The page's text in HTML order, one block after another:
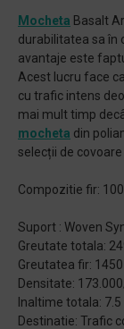
Mocheta Basalt
durabilitatea sa în
avantaje este
Acest lucru face ca
cu trafic intens
mai mult timp
mocheta din
selecții de covoare .
Compozitie fir: 100
Suport : Woven
Greutate totala:
Greutatea fir:
Densitate:
Inaltime totala:
Destinatie: Trafic